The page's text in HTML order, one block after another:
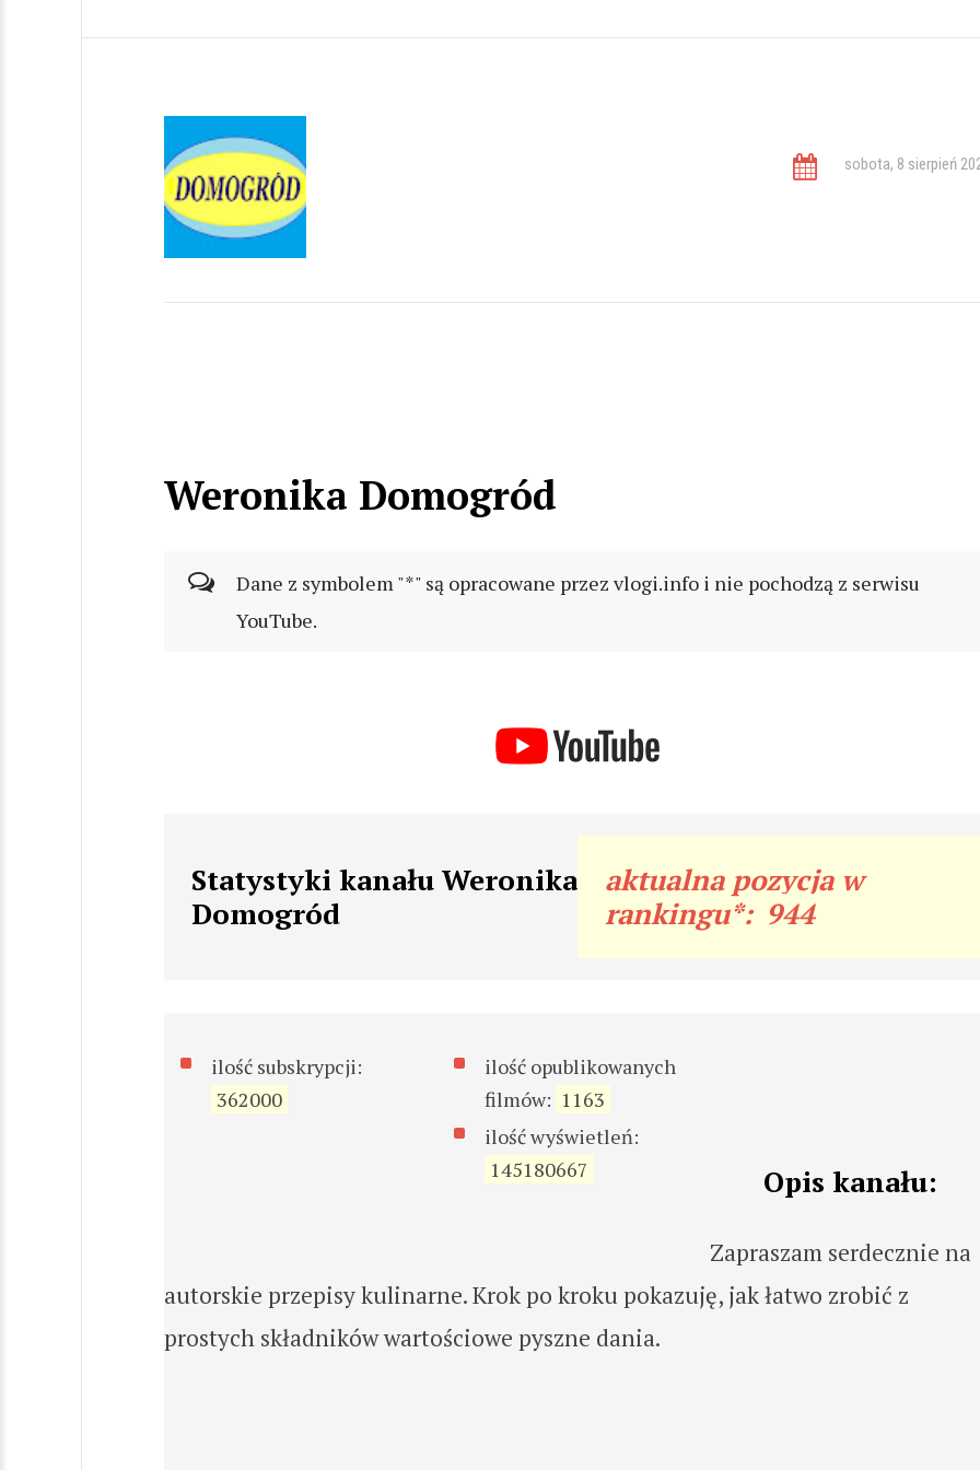
sobota, 8 sierpień
Weronika Domogród
Dane z symbolem "*" są opracowane przez vlogi.info i nie pochodzą z serwisu
YouTube.
Statystyki kanału Weronika
Domogród
aktualna pozycja w
rankingu*: 944
ilość subskrypcji:
362000
ilość opublikowanych
filmów: 1163
ilość wyświetleń:
145180667
Opis kanału:
Zapraszam serdecznie na
autorskie przepisy kulinarne. Krok po kroku pokazuję, jak łatwo zrobić z
prostych składników wartościowe pyszne dania.